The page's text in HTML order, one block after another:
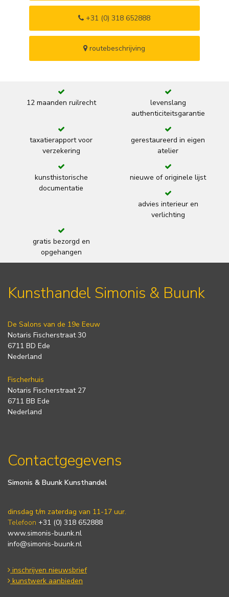
+31 (0) 318 652888
routebeschrijving
12 maanden ruilrecht
levenslang
authenticiteitsgarantie
taxatierapport voor
verzekering
gerestaureerd in eigen
atelier
kunsthistorische
documentatie
nieuwe of originele lijst
advies interieur en
verlichting
gratis bezorgd en
opgehangen
Kunsthandel Simonis & Buunk
De Salons van de 19e Eeuw
Notaris Fischerstraat 30
6711 BD Ede
Nederland
Fischerhuis
Notaris Fischerstraat 27
6711 BB Ede
Nederland
Contactgegevens
Simonis & Buunk Kunsthandel
dinsdag t/m zaterdag van 11-17 uur.
Telefoon +31 (0) 318 652888
www.simonis-buunk.nl
info@simonis-buunk.nl
inschrijven nieuwsbrief
kunstwerk aanbieden